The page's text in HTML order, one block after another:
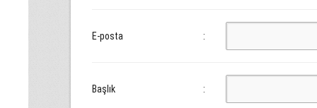
E-posta :
Başlık :